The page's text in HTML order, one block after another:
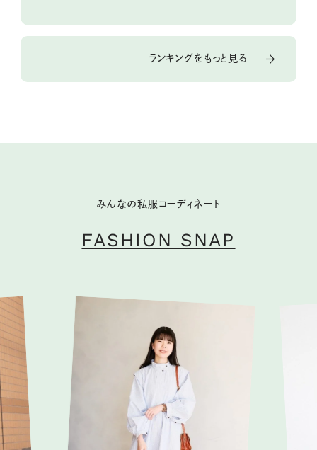
ランキングをもっと見る
みんなの私服コーディネート
FASHION SNAP